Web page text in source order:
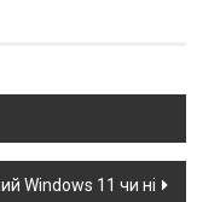
Windows 11 чи ні